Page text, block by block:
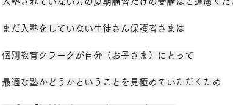
まだ入塾をしていない生徒さん保護者さまは
個別教育クラークが自分（お子さま）にとって
最適な塾かどうかということを見極めていただくため